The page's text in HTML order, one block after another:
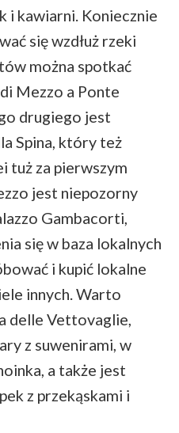
i kawiarni. Koniecznie
się wzdłuż rzeki
można spotkać
Mezzo a Ponte
drugiego jest
Spina, który też
tuż za pierwszym
jest niepozorny
Gambacorti,
się w baza lokalnych
i kupić lokalne
innych. Warto
delle Vettovaglie,
z suwenirami, w
a także jest
z przekąskami i